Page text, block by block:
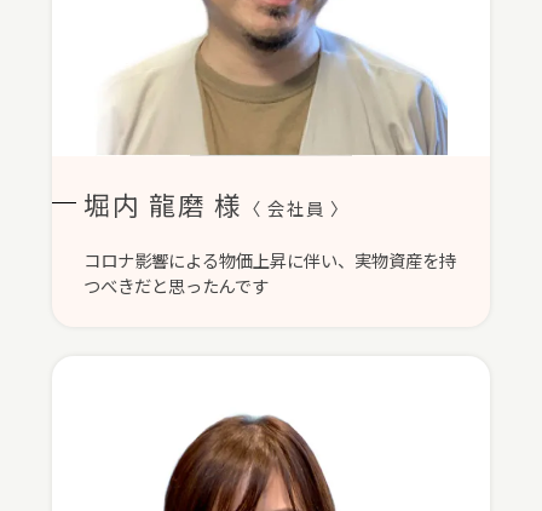
堀内 龍磨 様 〈 会社員 〉
コロナ影響による物価上昇に伴い、実物資産を持
つべきだと思ったんです